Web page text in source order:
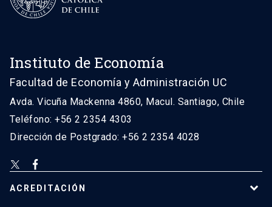
Instituto de Economía
Facultad de Economía y Administración UC
Avda. Vicuña Mackenna 4860, Macul. Santiago, Chile
Teléfono: +56 2 2354 4303
Dirección de Postgrado: +56 2 2354 4028
ACREDITACIÓN